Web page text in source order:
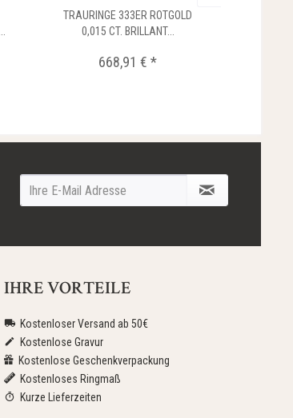
TRAURINGE 333ER ROTGOLD
0,015 CT. BRILLANT...
668,91 € *
IHRE VORTEILE
Kostenloser Versand ab 50€
Kostenlose Gravur
Kostenlose Geschenkverpackung
Kostenloses Ringmaß
Kurze Lieferzeiten